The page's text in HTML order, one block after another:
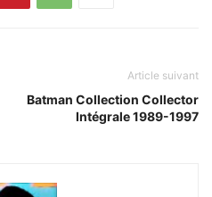
Article suivant
Batman Collection Collector
Intégrale 1989-1997